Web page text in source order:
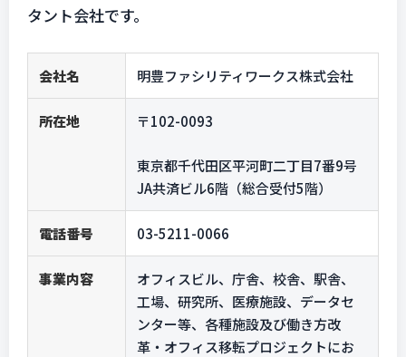
タント会社です。
会社名 明豊ファシリティワークス株式会社
所在地 〒102-0093
東京都千代田区平河町二丁目7番9号
JA共済ビル6階（総合受付5階）
電話番号 03-5211-0066
事業内容
オフィスビル、庁舎、校舎、駅舎、
工場、研究所、医療施設、データセ
ンター等、各種施設及び働き方改
革・オフィス移転プロジェクトにお